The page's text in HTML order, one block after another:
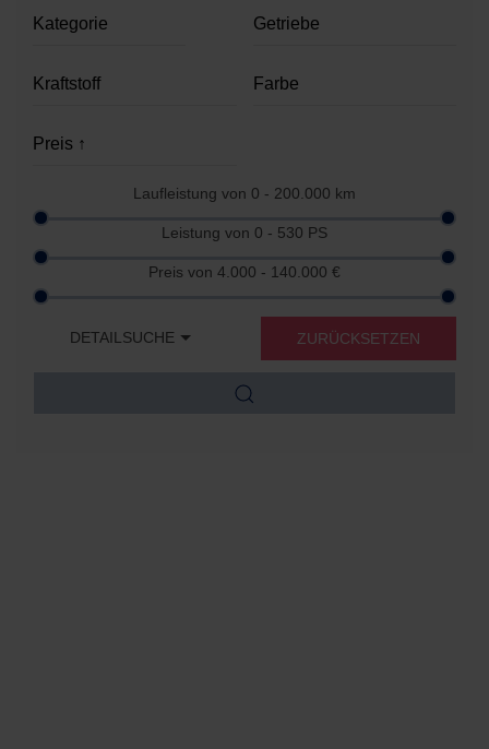
Laufleistung von 0 - 200.000 km
Leistung von 0 - 530 PS
Preis von 4.000 - 140.000 €
DETAILSUCHE ZURÜCKSETZEN